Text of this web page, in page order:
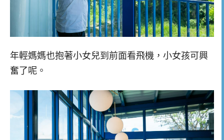
年輕媽媽也抱著小女兒到前面看飛機，小女孩可興
奮了呢。